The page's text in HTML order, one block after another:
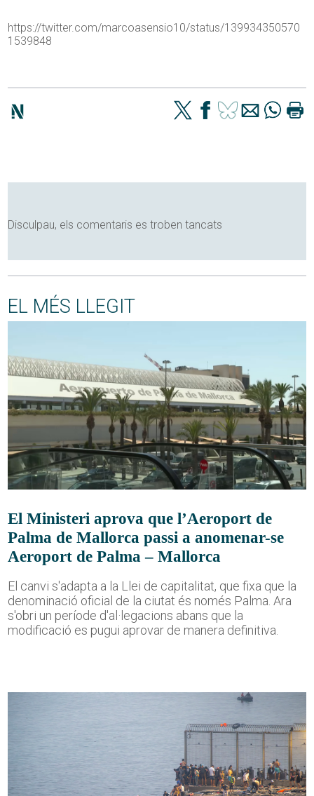
https://twitter.com/marcoasensio10/status/139934350570
1539848
Disculpau, els comentaris es troben tancats
EL MÉS LLEGIT
El Ministeri aprova que l’Aeroport de
Palma de Mallorca passi a anomenar-se
Aeroport de Palma – Mallorca
El canvi s'adapta a la Llei de capitalitat, que fixa que la
denominació oficial de la ciutat és només Palma. Ara
s'obri un període d'al·legacions abans que la
modificació es pugui aprovar de manera definitiva.